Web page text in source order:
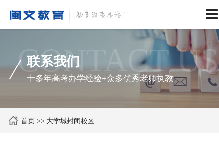
CONTACT US
联系我们
十多年高考办学经验+众多优秀老师执教
首页 >> 大学城封闭校区